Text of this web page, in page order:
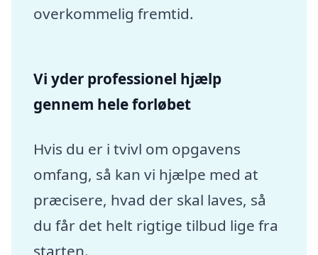
overkommelig fremtid.
Vi yder professionel hjælp
gennem hele forløbet
Hvis du er i tvivl om opgavens
omfang, så kan vi hjælpe med at
præcisere, hvad der skal laves, så
du får det helt rigtige tilbud lige fra
starten.